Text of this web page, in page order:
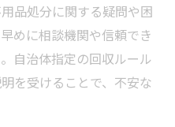
品処分に関する疑問や困
めに相談機関や信頼でき
自治体指定の回収ルール
を受けることで、不安な